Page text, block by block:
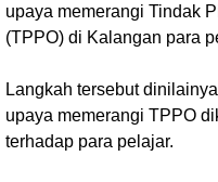
upaya memerangi Tindak
(TPPO) di Kalangan para
Langkah tersebut
upaya memerangi TPPO
terhadap para pelajar.